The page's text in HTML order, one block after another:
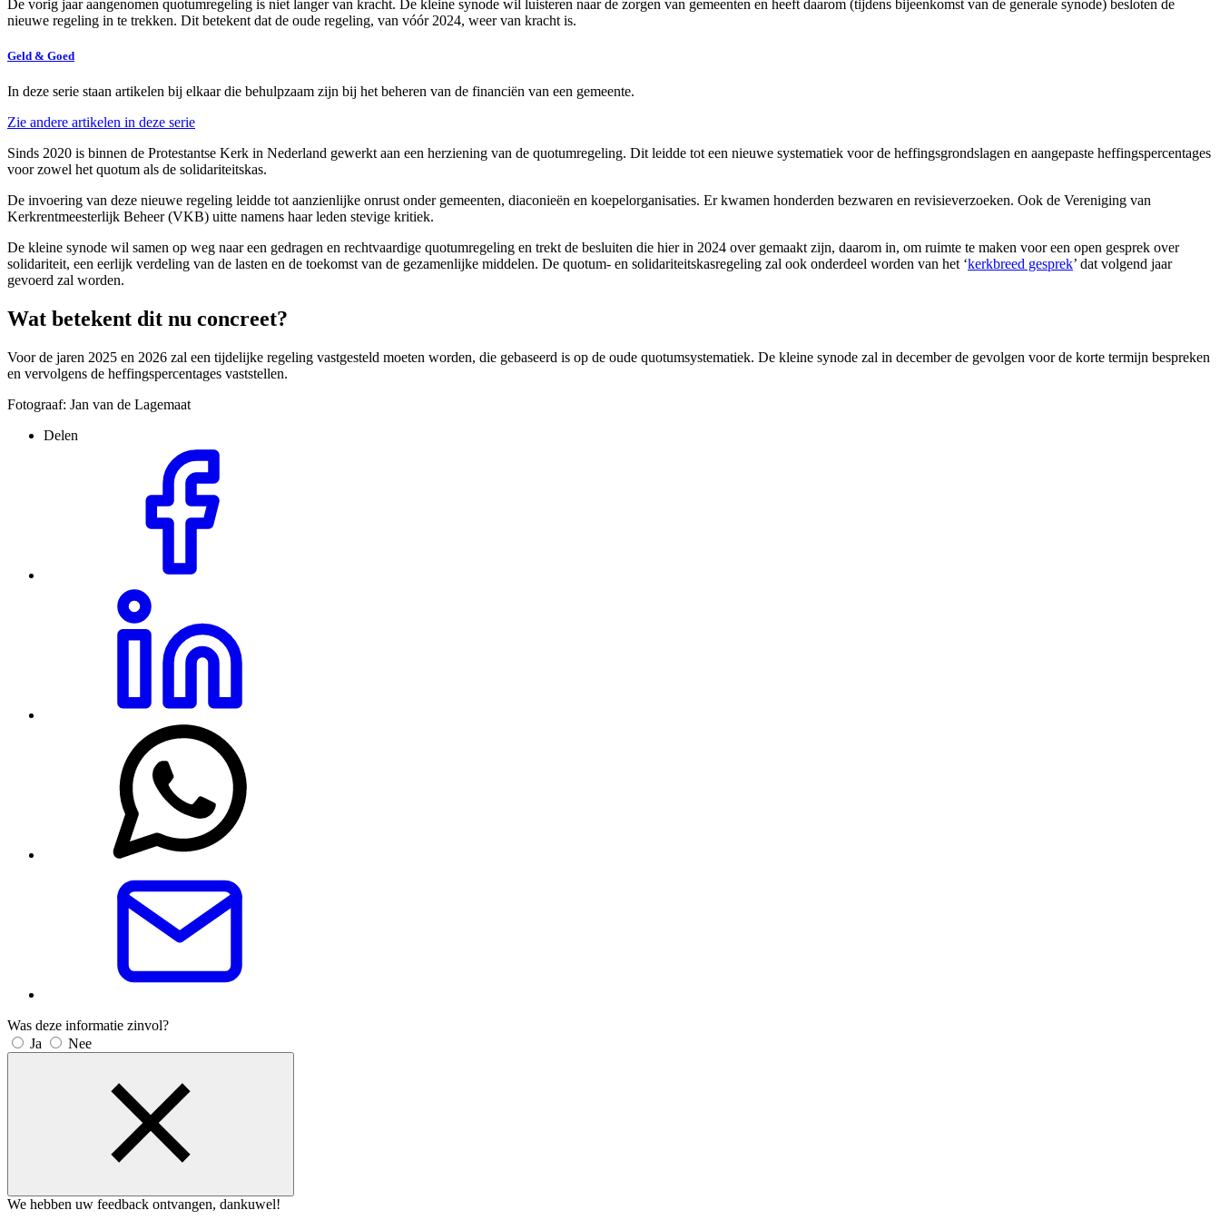
De vorig jaar aangenomen quotumregeling is niet langer van kracht. De kleine synode wil luisteren naar de zorgen van gemeenten en heeft daarom (tijdens bijeenkomst van de generale synode) besloten de
nieuwe regeling in te trekken. Dit betekent dat de oude regeling, van vóór 2024, weer van kracht is.
Geld & Goed
In deze serie staan artikelen bij elkaar die behulpzaam zijn bij het beheren van de financiën van een gemeente.
Zie andere artikelen in deze serie
Sinds 2020 is binnen de Protestantse Kerk in Nederland gewerkt aan een herziening van de quotumregeling. Dit leidde tot een nieuwe systematiek voor de heffingsgrondslagen en aangepaste heffingspercentages
voor zowel het quotum als de solidariteitskas.
De invoering van deze nieuwe regeling leidde tot aanzienlijke onrust onder gemeenten, diaconieën en koepelorganisaties. Er kwamen honderden bezwaren en revisieverzoeken. Ook de Vereniging van
Kerkrentmeesterlijk Beheer (VKB) uitte namens haar leden stevige kritiek.
De kleine synode wil samen op weg naar een gedragen en rechtvaardige quotumregeling en trekt de besluiten die hier in 2024 over gemaakt zijn, daarom in, om ruimte te maken voor een open gesprek over
solidariteit, een eerlijk verdeling van de lasten en de toekomst van de gezamenlijke middelen. De quotum- en solidariteitskasregeling zal ook onderdeel worden van het ‘kerkbreed gesprek’ dat volgend jaar
gevoerd zal worden.
Wat betekent dit nu concreet?
Voor de jaren 2025 en 2026 zal een tijdelijke regeling vastgesteld moeten worden, die gebaseerd is op de oude quotumsystematiek. De kleine synode zal in december de gevolgen voor de korte termijn bespreken
en vervolgens de heffingspercentages vaststellen.
Fotograaf: Jan van de Lagemaat
Delen
Was deze informatie zinvol?
Ja
Nee
We hebben uw feedback ontvangen, dankuwel!